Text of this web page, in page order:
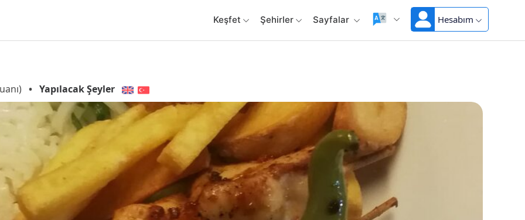
Keşfet Şehirler Sayfalar Hesabım
• Yapılacak Şeyler